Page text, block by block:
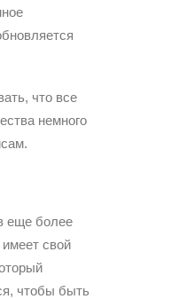
что все
немного
еще более
свой
чтобы быть